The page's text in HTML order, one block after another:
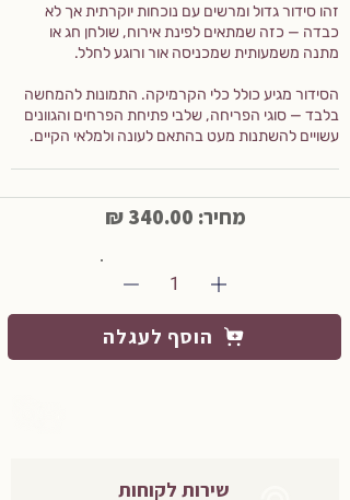
זהו סידור גדול ומרשים עם נוכחות יוקרתית אך לא
כבדה — כזה שמתאים לפינת אירוח, שולחן חג או
מתנה משמעותית שמכניסה אור ורוגע לחלל.
הסידור מגיע כולל כלי הקרמיקה. התמונות להמחשה
בלבד — סוגי הפריחה, שלבי פתיחת הפרחים והגוונים
עשויים להשתנות מעט בהתאם לעונה ולמלאי הקיים.
מחיר: 340.00 ₪
1
הוסף לעגלה
שירות לקוחות